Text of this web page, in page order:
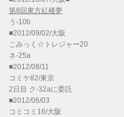
第8回東方紅楼夢
う-10b
■2012/09/02/大阪
こみっく☆トレジャー20
ネ-25a
■2012/08/11
コミケ82/東京
2日目 ク-32aに委託
■2012/06/03
コミコミ16/大阪